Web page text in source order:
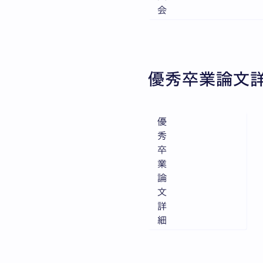
会
優秀卒業論文
優
秀
卒
業
論
文
詳
細